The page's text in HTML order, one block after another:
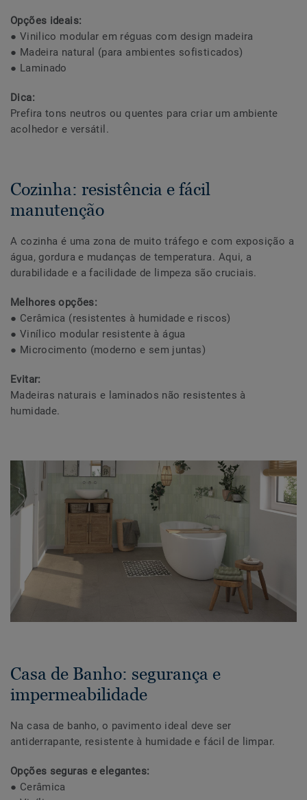
Opções ideais:
● Vinilico modular em réguas com design madeira
● Madeira natural (para ambientes sofisticados)
● Laminado
Dica:
Prefira tons neutros ou quentes para criar um ambiente
acolhedor e versátil.
Cozinha: resistência e fácil
manutenção
A cozinha é uma zona de muito tráfego e com exposição a
água, gordura e mudanças de temperatura. Aqui, a
durabilidade e a facilidade de limpeza são cruciais.
Melhores opções:
● Cerâmica (resistentes à humidade e riscos)
● Vinílico modular resistente à água
● Microcimento (moderno e sem juntas)
Evitar:
Madeiras naturais e laminados não resistentes à
humidade.
Casa de Banho: segurança e
impermeabilidade
Na casa de banho, o pavimento ideal deve ser
antiderrapante, resistente à humidade e fácil de limpar.
Opções seguras e elegantes:
● Cerâmica